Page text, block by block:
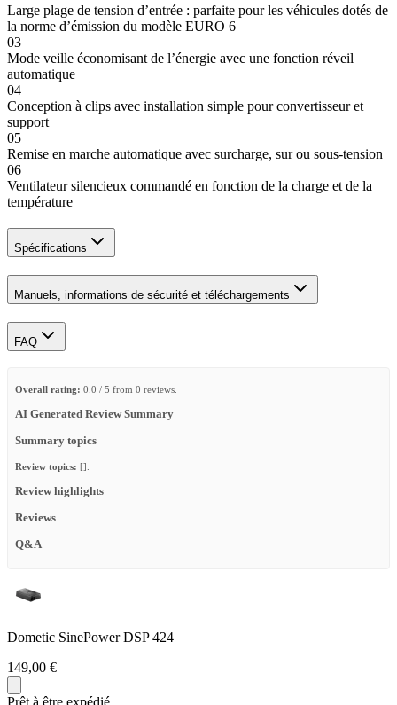
Large plage de tension d’entrée : parfaite pour les véhicules dotés de
la norme d’émission du modèle EURO 6
03
Mode veille économisant de l’énergie avec une fonction réveil
automatique
04
Conception à clips avec installation simple pour convertisseur et
support
05
Remise en marche automatique avec surcharge, sur ou sous-tension
06
Ventilateur silencieux commandé en fonction de la charge et de la
température
Spécifications
Manuels, informations de sécurité et téléchargements
FAQ
Overall rating: 0.0 / 5 from 0 reviews.
AI Generated Review Summary
Summary topics
Review topics: [].
Review highlights
Reviews
Q&A
Dometic SinePower DSP 424
149,00 €